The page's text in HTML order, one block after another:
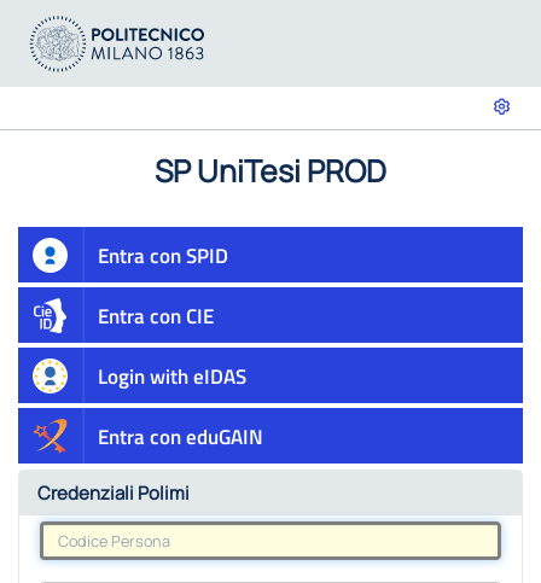
SP UniTesi PROD
Entra con SPID
Entra con CIE
Login with eIDAS
Entra con eduGAIN
Credenziali Polimi